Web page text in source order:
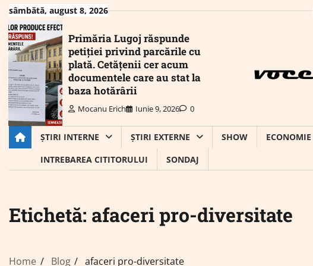
Skip
content
sâmbătă, august 8, 2026
Primăria Lugoj răspunde
petiției privind parcările cu
plată. Cetățenii cer acum
documentele care au stat la
baza hotărârii
Mocanu Erich Iunie 9, 2026 0
ȘTIRI INTERNE ȘTIRI EXTERNE SHOW ECONOMIE
INTREBAREA CITITORULUI
SONDAJ
Etichetă: afaceri pro-diversitate
Home Blog afaceri pro-diversitate